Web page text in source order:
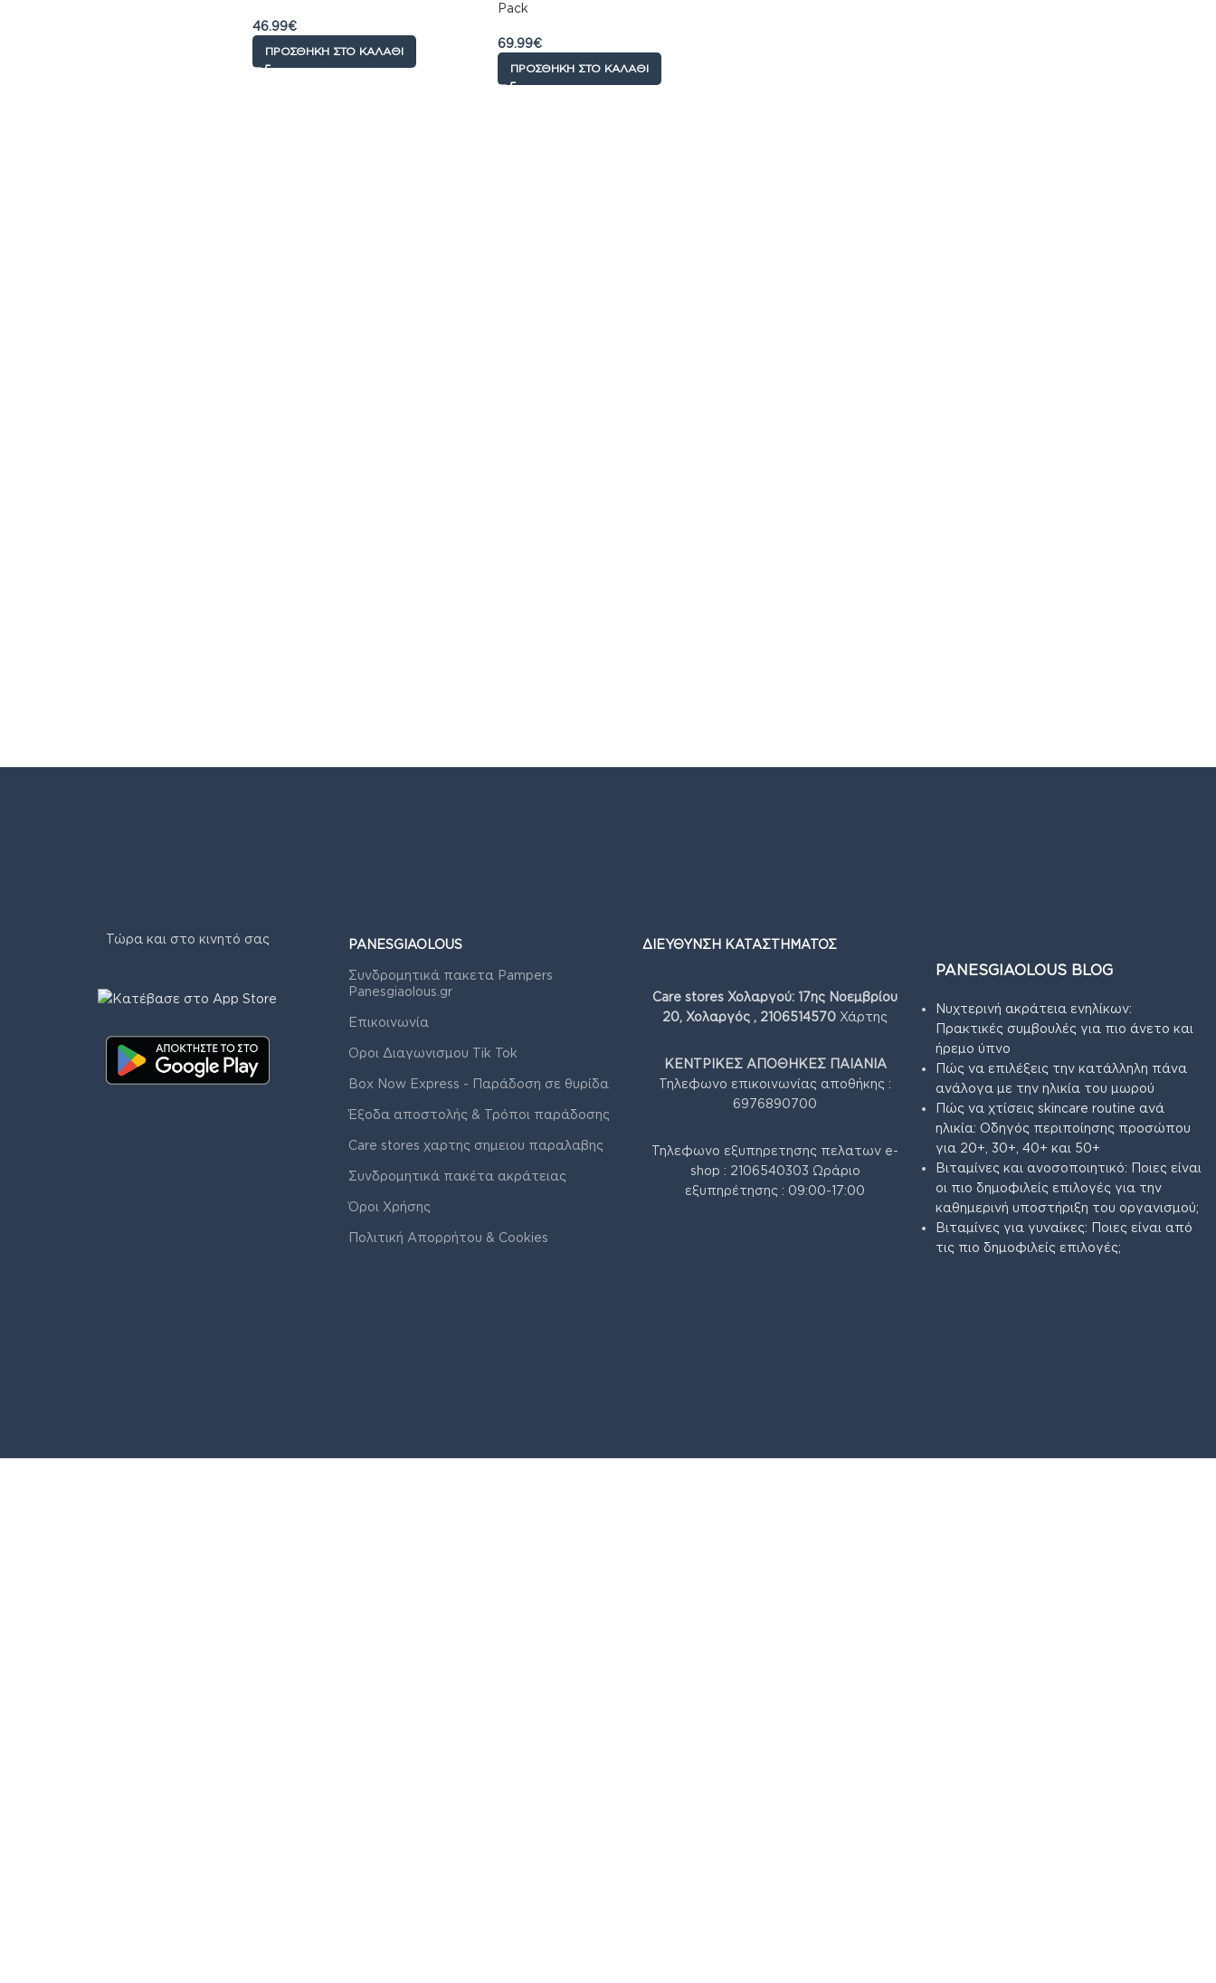
46.99€
ΠΡΟΣΘΉΚΗ ΣΤΟ ΚΑΛΆΘΙ
Pack
69.99€
ΠΡΟΣΘΉΚΗ ΣΤΟ ΚΑΛΆΘΙ
Τώρα και στο κινητό σας PANESGIAOLOUS
Συνδρομητικά πακετα Pampers
Panesgiaolous.gr
Επικοινωνία
Οροι Διαγωνισμου Tik Tok
Box Now Express - Παράδοση σε θυρίδα
Έξοδα αποστολής & Τρόποι παράδοσης
Care stores χαρτης σημειου παραλαβης
Συνδρομητικά πακέτα ακράτειας
Όροι Χρήσης
Πολιτική Απορρήτου & Cookies
ΔΙΕΥΘΥΝΣΗ ΚΑΤΑΣΤΗΜΑΤΟΣ
Care stores Χολαργού: 17ης Νοεμβρίου
20, Χολαργός , 2106514570 Χάρτης
ΚΕΝΤΡΙΚΕΣ ΑΠΟΘΗΚΕΣ ΠΑΙΑΝΙΑ
Τηλεφωνο επικοινωνίας αποθήκης :
6976890700
Τηλεφωνο εξυπηρετησης πελατων e-
shop : 2106540303 Ωράριο
εξυπηρέτησης : 09:00-17:00
PANESGIAOLOUS BLOG
Νυχτερινή ακράτεια ενηλίκων:
Πρακτικές συμβουλές για πιο άνετο και
ήρεμο ύπνο
Πώς να επιλέξεις την κατάλληλη πάνα
ανάλογα με την ηλικία του μωρού
Πώς να χτίσεις skincare routine ανά
ηλικία: Οδηγός περιποίησης προσώπου
για 20+, 30+, 40+ και 50+
Βιταμίνες και ανοσοποιητικό: Ποιες είναι
οι πιο δημοφιλείς επιλογές για την
καθημερινή υποστήριξη του οργανισμού;
Βιταμίνες για γυναίκες: Ποιες είναι από
τις πιο δημοφιλείς επιλογές;